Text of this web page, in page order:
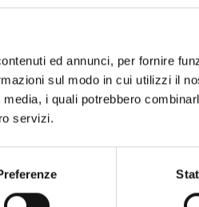
ed annunci, per fornire
sul modo in cui utilizzi il
i quali potrebbero
servizi.
Spedizione